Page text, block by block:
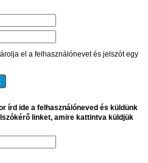
el a felhasználónevet és jelszót egy
írd ide a felhasználóneved és küldünk
linket, amire kattintva küldjük